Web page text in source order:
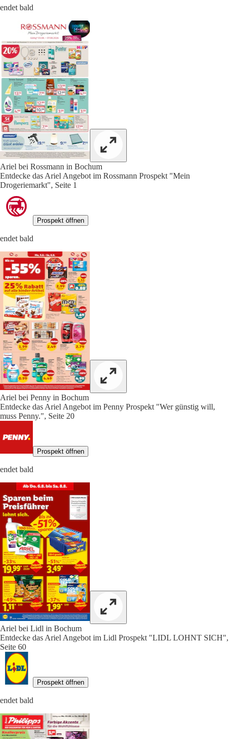
endet bald
Ariel bei Rossmann in Bochum
Entdecke das Ariel Angebot im Rossmann Prospekt "Mein
Drogeriemarkt", Seite 1
Prospekt öffnen
endet bald
Ariel bei Penny in Bochum
Entdecke das Ariel Angebot im Penny Prospekt "Wer günstig will,
muss Penny.", Seite 20
Prospekt öffnen
endet bald
Ariel bei Lidl in Bochum
Entdecke das Ariel Angebot im Lidl Prospekt "LIDL LOHNT SICH",
Seite 60
Prospekt öffnen
endet bald